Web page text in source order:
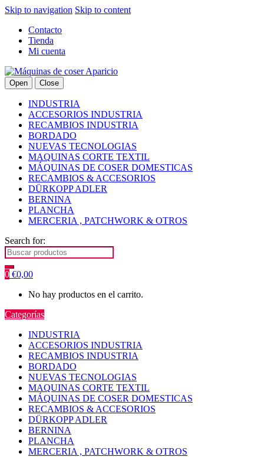
Skip to navigation Skip to content
Contacto
Tienda
Mi cuenta
Open Close
INDUSTRIA
ACCESORIOS INDUSTRIA
RECAMBIOS INDUSTRIA
BORDADO
NUEVAS TECNOLOGIAS
MAQUINAS CORTE TEXTIL
MÁQUINAS DE COSER DOMESTICAS
RECAMBIOS & ACCESORIOS
DÜRKOPP ADLER
BERNINA
PLANCHA
MERCERIA , PATCHWORK & OTROS
Search for:
0 €0,00
No hay productos en el carrito.
Categorías
INDUSTRIA
ACCESORIOS INDUSTRIA
RECAMBIOS INDUSTRIA
BORDADO
NUEVAS TECNOLOGIAS
MAQUINAS CORTE TEXTIL
MÁQUINAS DE COSER DOMESTICAS
RECAMBIOS & ACCESORIOS
DÜRKOPP ADLER
BERNINA
PLANCHA
MERCERIA , PATCHWORK & OTROS